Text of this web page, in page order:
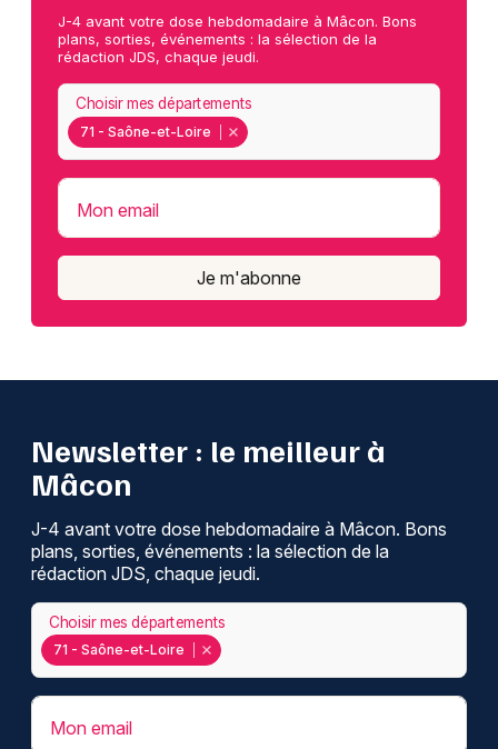
J-4 avant votre dose hebdomadaire à Mâcon. Bons
plans, sorties, événements : la sélection de la
rédaction JDS, chaque jeudi.
71 - Saône-et-Loire
Choisir mes départements
Mon email
Je m'abonne
Newsletter : le meilleur à
Mâcon
J-4 avant votre dose hebdomadaire à Mâcon. Bons
plans, sorties, événements : la sélection de la
rédaction JDS, chaque jeudi.
71 - Saône-et-Loire
Choisir mes départements
Mon email